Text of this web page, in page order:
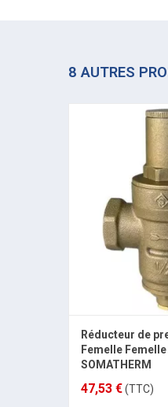
8 AUTRES
Réducteur de
Femelle
SOMATHERM
47,53 €(TTC)